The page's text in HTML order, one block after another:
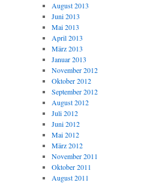
August 2013
Juni 2013
Mai 2013
April 2013
März 2013
Januar 2013
November 2012
Oktober 2012
September 2012
August 2012
Juli 2012
Juni 2012
Mai 2012
März 2012
November 2011
Oktober 2011
August 2011